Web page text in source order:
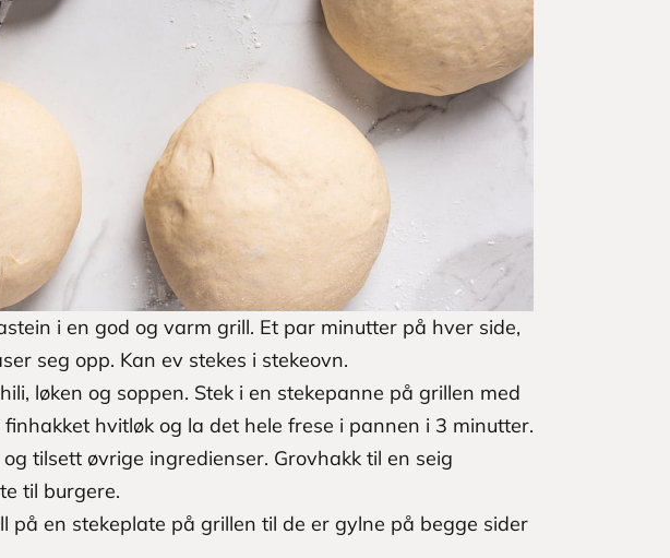
i en god og varm grill. Et par minutter på hver side,
seg opp. Kan ev stekes i stekeovn.
løken og soppen. Stek i en stekepanne på grillen med
hvitløk og la det hele frese i pannen i 3 minutter.
tilsett øvrige ingredienser. Grovhakk til en seig
til burgere.
på en stekeplate på grillen til de er gylne på begge sider